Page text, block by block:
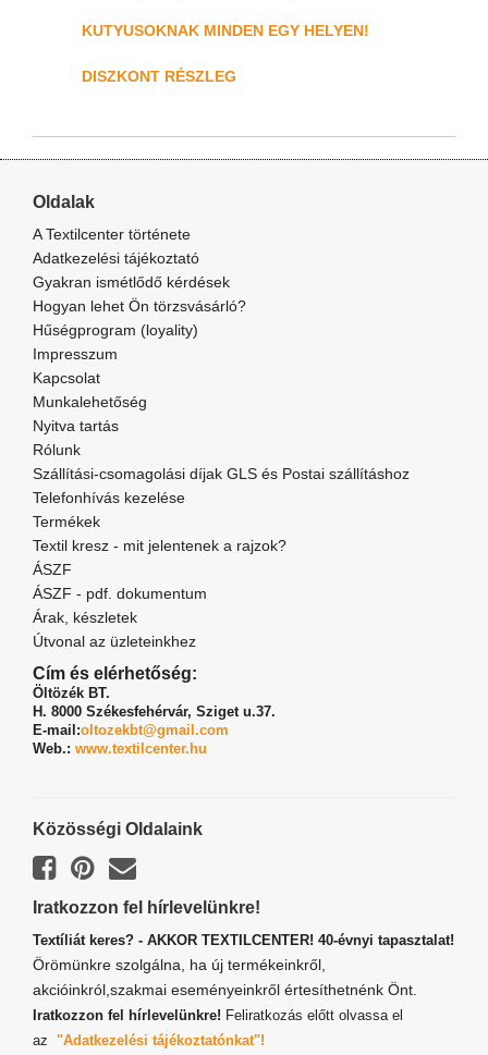
KUTYUSOKNAK MINDEN EGY HELYEN!
DISZKONT RÉSZLEG
Oldalak
A Textilcenter története
Adatkezelési tájékoztató
Gyakran ismétlődő kérdések
Hogyan lehet Ön törzsvásárló?
Hűségprogram (loyality)
Impresszum
Kapcsolat
Munkalehetőség
Nyitva tartás
Rólunk
Szállítási-csomagolási díjak GLS és Postai szállításhoz
Telefonhívás kezelése
Termékek
Textil kresz - mit jelentenek a rajzok?
ÁSZF
ÁSZF - pdf. dokumentum
Árak, készletek
Útvonal az üzleteinkhez
Cím és elérhetőség:
Öltözék BT.
H. 8000 Székesfehérvár, Sziget u.37.
E-mail:oltozekbt@gmail.com
Web.: www.textilcenter.hu
Közösségi Oldalaink
Iratkozzon fel hírlevelünkre!
Textíliát keres? - AKKOR TEXTILCENTER! 40-évnyi tapasztalat!
Örömünkre szolgálna, ha új termékeinkről,
akcióinkról,szakmai eseményeinkről értesíthetnénk Önt.
Iratkozzon fel hírlevelünkre! Feliratkozás előtt olvassa el
az "Adatkezelési tájékoztatónkat"!